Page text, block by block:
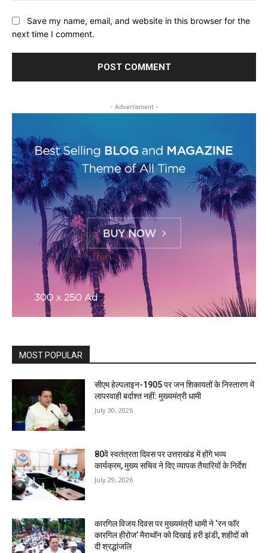
Save my name, email, and website in this browser for the
next time I comment.
- Advertisment -
MOST POPULAR
सीएम हेल्पलाइन-1905 पर जन शिकायतों के निस्तारण में
लापरवाही बर्दाश्त नहीं: मुख्यमंत्री धामी
July 30, 2026
80वें स्वतंत्रता दिवस पर उत्तराखंड में होंगे भव्य
कार्यक्रम, मुख्य सचिव ने दिए व्यापक तैयारियों के निर्देश
July 29, 2026
कारगिल विजय दिवस पर मुख्यमंत्री धामी ने ‘रन फॉर
कारगिल हीरोज’ मैराथॉन को दिखाई हरी झंडी, शहीदों को
दी श्रद्धांजलि